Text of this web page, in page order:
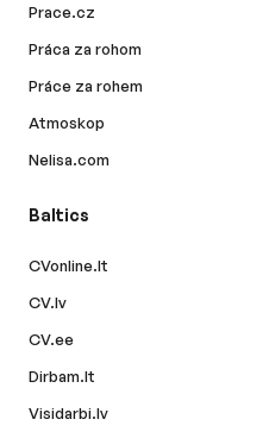
Prace.cz
Práca za rohom
Práce za rohem
Atmoskop
Nelisa.com
Baltics
CVonline.lt
CV.lv
CV.ee
Dirbam.lt
Visidarbi.lv